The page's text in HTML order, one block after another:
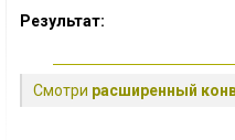
Результат:
Смотри расширенный